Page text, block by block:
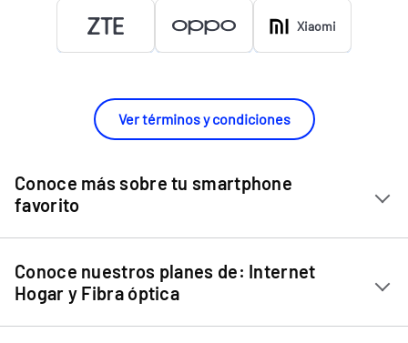
Xiaomi
Ver términos y condiciones
Conoce más sobre tu smartphone
favorito
Chip Entel
Apple iPhone 11
Apple iPhone 12 Mini
Conoce nuestros planes de: Internet
Hogar y Fibra óptica
Internet Hogar